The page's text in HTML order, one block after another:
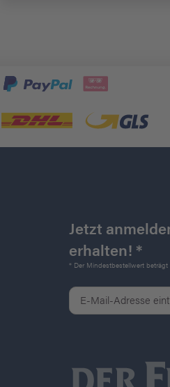
Jetzt
erhalten! *
* Der Mindestbestellwert